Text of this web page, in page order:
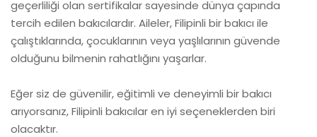
geçerliliği olan sertifikalar sayesinde dünya çapında
tercih edilen bakıcılardır. Aileler, Filipinli bir bakıcı ile
çalıştıklarında, çocuklarının veya yaşlılarının güvende
olduğunu bilmenin rahatlığını yaşarlar.
Eğer siz de güvenilir, eğitimli ve deneyimli bir bakıcı
arıyorsanız, Filipinli bakıcılar en iyi seçeneklerden biri
olacaktır.